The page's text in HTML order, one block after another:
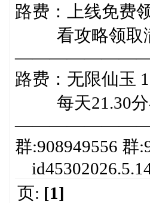
路费：上线免费
看攻略领取满
路费：无限仙玉
每天21.30分
群:908949556 群
页: [1]